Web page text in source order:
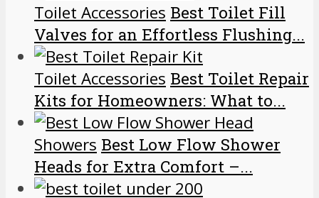
Toilet Accessories Best Toilet Fill
Valves for an Effortless Flushing...
Toilet Accessories Best Toilet Repair
Kits for Homeowners: What to...
Showers Best Low Flow Shower
Heads for Extra Comfort –...